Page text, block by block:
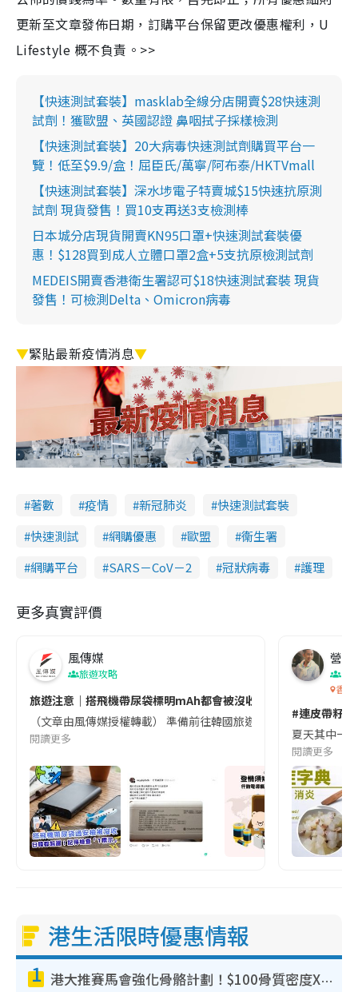
更新至文章發佈日期，訂購平台保留更改優惠權利，U
Lifestyle 概不負責。>>
【快速測試套裝】masklab全線分店開賣$28快速測
試劑！獲歐盟、英國認證 鼻咽拭子採樣檢測
【快速測試套裝】20大病毒快速測試劑購買平台一
覽！低至$9.9/盒！屈臣氏/萬寧/阿布泰/HKTVmall
【快速測試套裝】深水埗電子特賣城$15快速抗原測
試劑 現貨發售！買10支再送3支檢測棒
日本城分店現貨開賣KN95口罩+快速測試套裝優
惠！$128買到成人立體口罩2盒+5支抗原檢測試劑
MEDEIS開賣香港衛生署認可$18快速測試套裝 現貨
發售！可檢測Delta、Omicron病毒
▼緊貼最新疫情消息▼
著數 疫情 新冠肺炎
快速測試套裝
快速測試
網購優惠 歐盟
衞生署
網購平台
SARS－CoV－2 冠狀病毒 護理
更多真實評價
風傳媒
旅遊攻略
旅遊注意｜搭飛機帶尿袋標明mAh都會被沒收😱出發前切記檢查
（文章由風傳媒授權轉載） 準備前往韓國旅遊的民眾，近期要
閱讀更多
營養
香港
#連皮帶籽
夏天其中一
閱讀更多
港生活限時優惠情報
1 港大推賽馬會強化骨骼計劃！$100骨質密度X光檢查 完成免費運動訓練送超市禮券！附參加資格